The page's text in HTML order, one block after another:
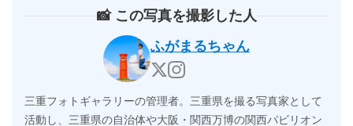
📸 この写真を撮影した人
ふがまるちゃん
三重フォトギャラリーの管理者。三重県を撮る写真家として
活動し、三重県の自治体や大阪・関西万博の関西パビリオン